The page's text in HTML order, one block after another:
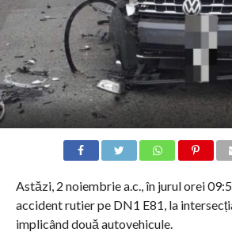
Astăzi, 2 noiembrie a.c., în jurul orei
accident rutier pe DN1 E81, la
implicând două autovehicule.